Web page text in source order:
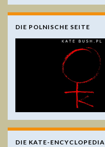
DIE POLNISCHE SEITE
DIE KATE-ENCYCLOPEDIA